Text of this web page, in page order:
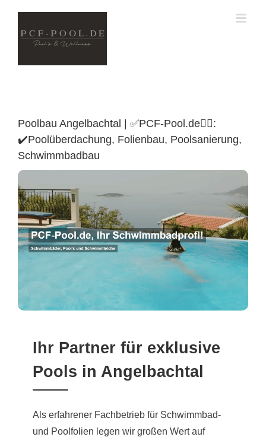
content
Poolbau Angelbachtal | ✅PCF-Pool.de🏊🏼:
✔️Poolüberdachung, Folienbau, Poolsanierung,
Schwimmbadbau
Poolüberdachung
Ihr Partner für exklusive
Pools in Angelbachtal
Als erfahrener Fachbetrieb für Schwimmbad-
und Poolfolien legen wir großen Wert auf